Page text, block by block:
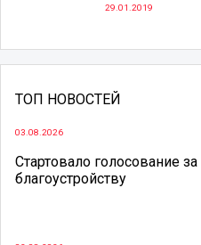
29.01.2019
ТОП НОВОСТЕЙ
03.08.2026
Стартовало голосование
благоустройству